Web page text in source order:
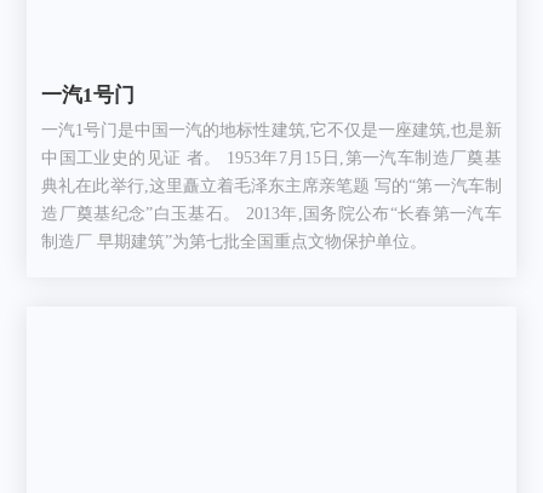
一汽1号门
一汽1号门是中国一汽的地标性建筑,它不仅是一座建筑,也是新
中国工业史的见证 者。 1953年7月15日,第一汽车制造厂奠基
典礼在此举行,这里矗立着毛泽东主席亲笔题 写的“第一汽车制
造厂奠基纪念”白玉基石。 2013年,国务院公布“长春第一汽车
制造厂 早期建筑”为第七批全国重点文物保护单位。